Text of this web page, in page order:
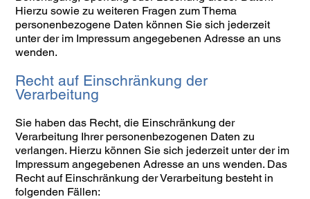
Hierzu sowie zu weiteren Fragen zum Thema
personenbezogene Daten können Sie sich jederzeit
unter der im Impressum angegebenen Adresse an uns
wenden.
Recht auf Einschränkung der
Verarbeitung
Sie haben das Recht, die Einschränkung der
Verarbeitung Ihrer personenbezogenen Daten zu
verlangen. Hierzu können Sie sich jederzeit unter der im
Impressum angegebenen Adresse an uns wenden. Das
Recht auf Einschränkung der Verarbeitung besteht in
folgenden Fällen: